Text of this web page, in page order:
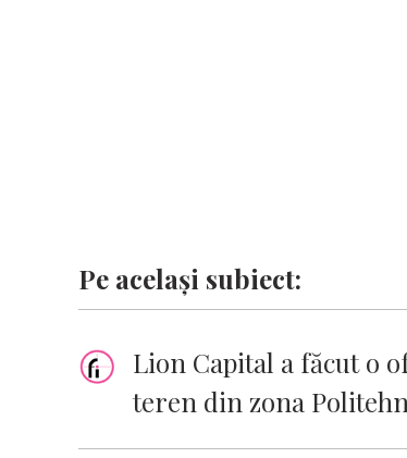
Pe același subiect:
Lion Capital a făcut o
teren din zona